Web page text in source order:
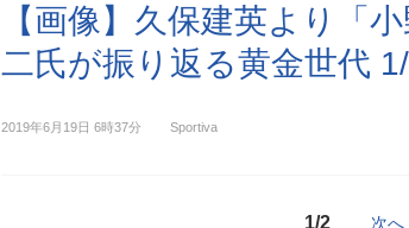
【画像】久保建英より「
二氏が振り返る黄金世代
2019年6月19日 6時37分 Sportiva
1/2 次へ